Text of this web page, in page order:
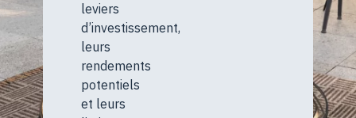
leviers
d’investissement,
leurs
rendements
potentiels
et leurs
Des programmes
immobiliers en
À la recherche de nouveaux projets
intéressants pour faire évoluer